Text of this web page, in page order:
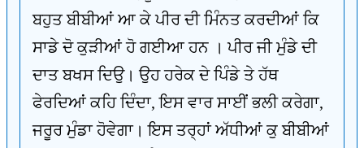
ਬਹੁਤ ਬੀਬੀਆਂ ਆ ਕੇ ਪੀਰ ਦੀ ਮਿੰਨਤ ਕਰਦੀਆਂ ਕਿ
ਸਾਡੇ ਦੋ ਕੁੜੀਆਂ ਹੋ ਗਈਆ ਹਨ । ਪੀਰ ਜੀ ਮੁੰਡੇ ਦੀ
ਦਾਤ ਬਖਸ ਦਿਉ। ਉਹ ਹਰੇਕ ਦੇ ਪਿੰਡੇ ਤੇ ਹੱਥ
ਫੇਰਦਿਆਂ ਕਹਿ ਦਿੰਦਾ, ਇਸ ਵਾਰ ਸਾਈਂ ਭਲੀ ਕਰੇਗਾ,
ਜਰੂਰ ਮੁੰਡਾ ਹੋਵੇਗਾ। ਇਸ ਤਰ੍ਹਾਂ ਅੱਧੀਆਂ ਕੁ ਬੀਬੀਆਂ